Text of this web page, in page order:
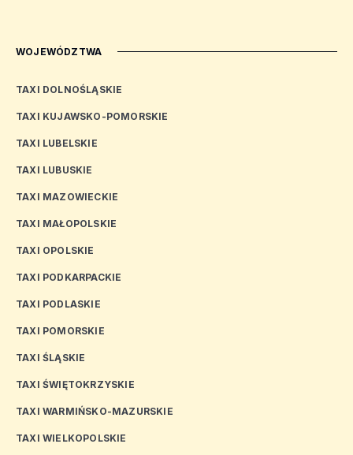
WOJEWÓDZTWA
TAXI DOLNOŚLĄSKIE
TAXI KUJAWSKO-POMORSKIE
TAXI LUBELSKIE
TAXI LUBUSKIE
TAXI MAZOWIECKIE
TAXI MAŁOPOLSKIE
TAXI OPOLSKIE
TAXI PODKARPACKIE
TAXI PODLASKIE
TAXI POMORSKIE
TAXI ŚLĄSKIE
TAXI ŚWIĘTOKRZYSKIE
TAXI WARMIŃSKO-MAZURSKIE
TAXI WIELKOPOLSKIE